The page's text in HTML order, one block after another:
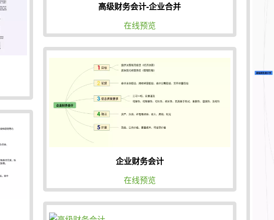
高级财务会计-企业合并
在线预览
企业财务会计
在线预览